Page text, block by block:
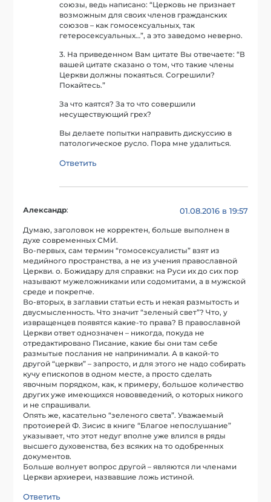
союзы, ведь написано: “Церковь не признает
возможным для своих членов гражданских
союзов – как гомосексуальных, так
гетеросексуальных…”, а это заведомо неверно.
3. На приведенном Вам цитате Вы отвечаете: “В
вашей цитате сказано о том, что такие члены
Церкви должны покаяться. Согрешили?
Покайтесь.”
За что каятся? За то что совершили
несуществующий грех?
Вы делаете попытки направить дискуссию в
патологическое русло. Пора мне удалиться.
Ответить
Александр: 01.08.2016 в 19:57
Думаю, заголовок не корректен, больше выполнен в
духе современных СМИ.
Во-первых, сам термин “гомосексуалисты” взят из
медийного пространства, а не из учения православной
Церкви. о. Божидару для справки: на Руси их до сих пор
называют мужеложниками или содомитами, а в мужской
среде и покрепче.
Во-вторых, в заглавии статьи есть и некая размытость и
двусмысленность. Что значит “зеленый свет”? Что, у
извращенцев появятся какие-то права? В православной
Церкви ответ однозначен – никогда, покуда не
отредактировано Писание, какие бы они там себе
размытые послания не напринимали. А в какой-то
другой “церкви” – запросто, и для этого не надо собирать
кучу епископов в одном месте, а просто сделать
явочным порядком, как, к примеру, большое количество
других уже имеющихся нововведений, о которых никого
и не спрашивали.
Опять же, касательно “зеленого света”. Уважаемый
протоиерей Ф. Зисис в книге “Благое непослушание”
указывает, что этот недуг вполне уже влился в ряды
высшего духовенства, без всяких на то одобренных
документов.
Больше волнует вопрос другой – являются ли членами
Церкви архиереи, назвавшие ложь истиной.
Ответить